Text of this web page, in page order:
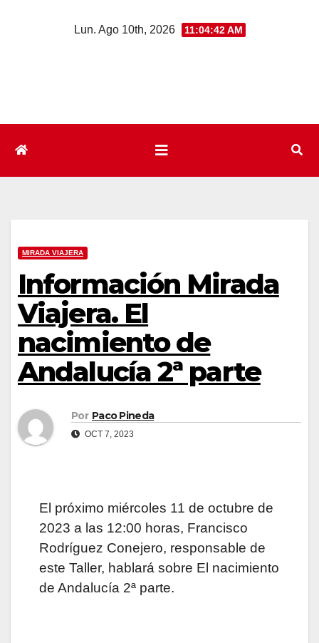
Lun. Ago 10th, 2026 11:04:42 AM
MIRADA VIAJERA
Información Mirada
Viajera. El
nacimiento de
Andalucía 2ª parte
Por Paco Pineda
OCT 7, 2023
El próximo miércoles 11 de octubre de
2023 a las 12:00 horas, Francisco
Rodríguez Conejero, responsable de
este Taller, hablará sobre El nacimiento
de Andalucía 2ª parte.